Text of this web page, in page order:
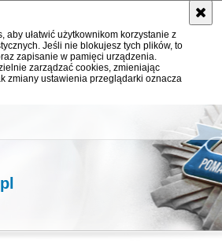
aby ułatwić użytkownikom korzystanie z
Jeśli nie blokujesz tych plików, to
zapisanie w pamięci urządzenia.
zarządzać cookies, zmieniając
zmiany ustawienia przeglądarki oznacza